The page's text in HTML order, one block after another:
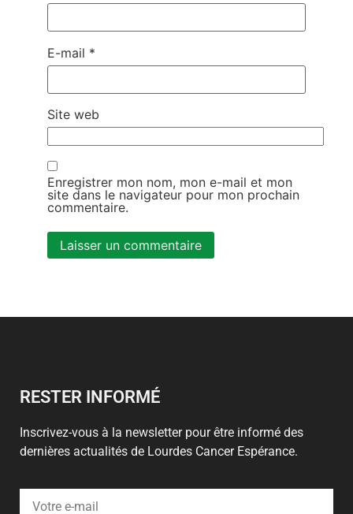
E-mail *
Site web
Enregistrer mon nom, mon e-mail et mon
site dans le navigateur pour mon prochain
commentaire.
RESTER INFORMÉ
Inscrivez-vous à la newsletter pour être informé des
dernières actualités de Lourdes Cancer Espérance.